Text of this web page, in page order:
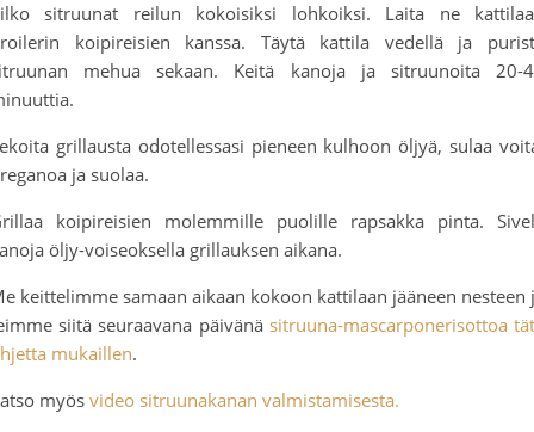
sitruunat reilun kokoisiksi lohkoiksi. Laita ne
koipireisien kanssa. Täytä kattila vedellä ja
mehua sekaan. Keitä kanoja ja sitruunoita 20-
grillausta odotellessasi pieneen kulhoon öljyä, sulaa
ja suolaa.
koipireisien molemmille puolille rapsakka pinta.
öljy-voiseoksella grillauksen aikana.
keittelimme samaan aikaan kokoon kattilaan jääneen nesteen
siitä seuraavana päivänä sitruuna-mascarponerisottoa
mukaillen.
myös video sitruunakanan valmistamisesta.